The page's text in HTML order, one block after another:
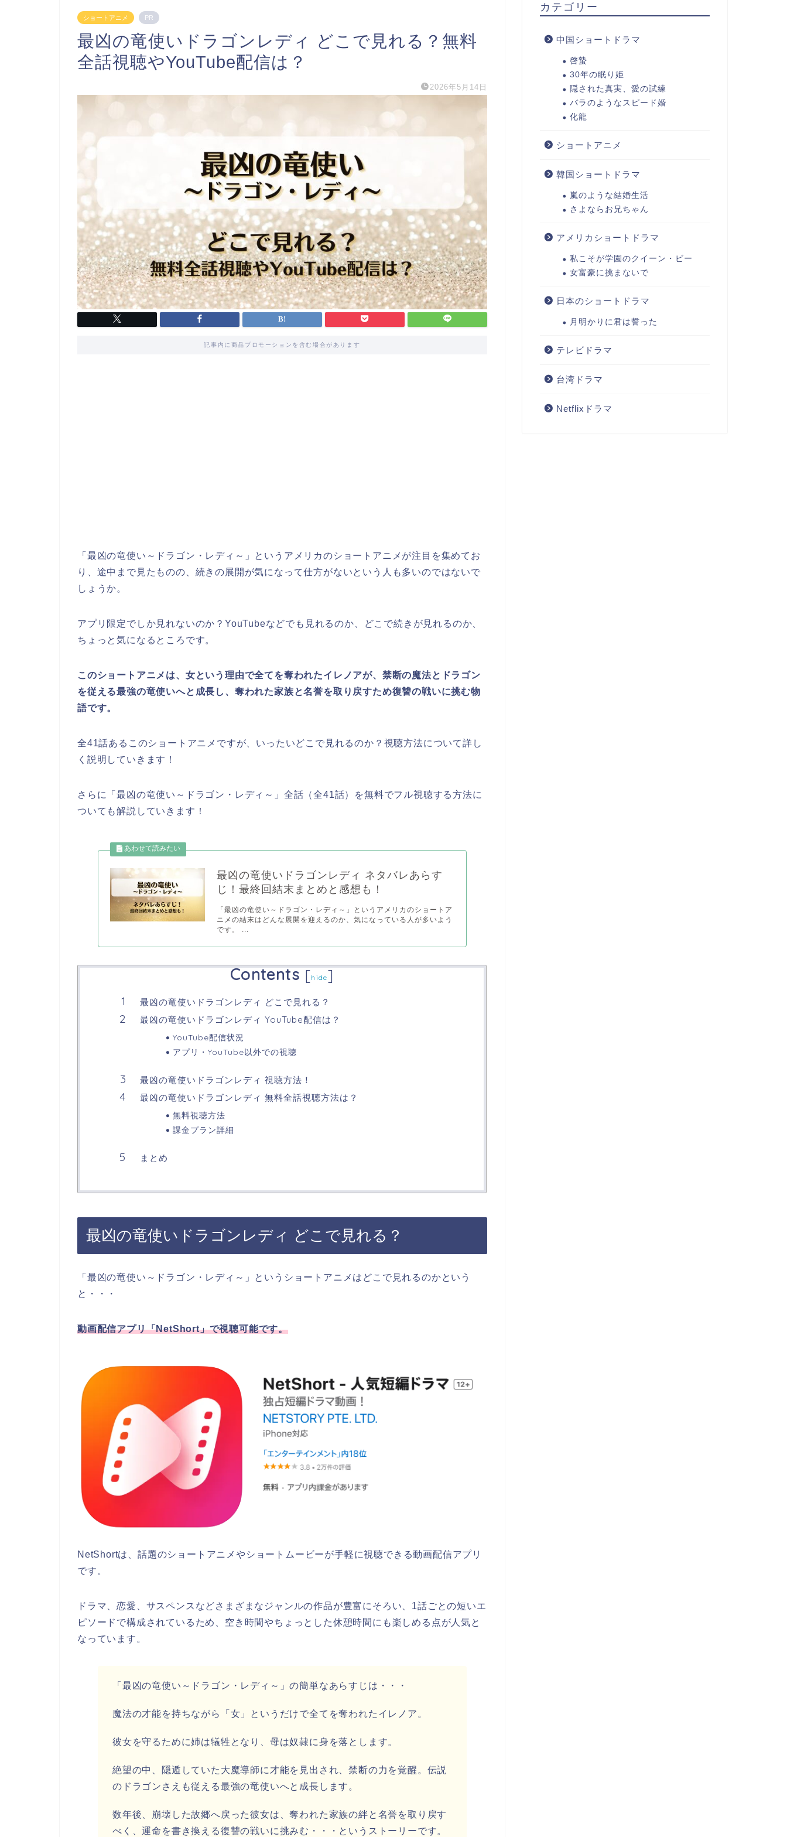
ショートアニメ PR
最凶の竜使いドラゴンレディ どこで見れる？無料
全話視聴やYouTube配信は？
2026年5月14日
記事内に商品プロモーションを含む場合があります
「最凶の竜使い～ドラゴン・レディ～ 」というアメリカのショートアニメが注目を集めてお
り、途中まで見たものの、続きの展開が気になって仕方がないという人も多いのではないで
しょうか。
アプリ限定でしか見れないのか？YouTubeなどでも見れるのか、どこで続きが見れるのか、
ちょっと気になるところです。
このショートアニメは、女という理由で全てを奪われたイレノアが、禁断の魔法とドラゴン
を従える最強の竜使いへと成長し、奪われた家族と名誉を取り戻すため復讐の戦いに挑む物
語です。
全41話あるこのショートアニメですが、いったいどこで見れるのか？視聴方法について詳し
く説明していきます！
さらに「最凶の竜使い～ドラゴン・レディ～ 」 全話（全41話）を無料でフル視聴する方法に
ついても解説していきます！
最凶の竜使いドラゴンレディ ネタバレあらす
じ！最終回結末まとめと感想も！
「最凶の竜使い～ドラゴン・レディ～」というアメリカのショートア
ニメの結末はどんな展開を迎えるのか、気になっている人が多いよう
です。 ...
Contents [hide]
最凶の竜使いドラゴンレディ どこで見れる？
最凶の竜使いドラゴンレディ YouTube配信は？
YouTube配信状況
アプリ・YouTube以外での視聴
最凶の竜使いドラゴンレディ 視聴方法！
最凶の竜使いドラゴンレディ 無料全話視聴方法は？
無料視聴方法
課金プラン詳細
まとめ
最凶の竜使いドラゴンレディ どこで見れる？
「最凶の竜使い～ドラゴン・レディ～ 」 というショートアニメはどこで見れるのかという
と・・・
動画配信アプリ「NetShort」で視聴可能です。
NetShortは、話題のショートアニメやショートムービーが手軽に視聴できる動画配信アプリ
です。
ドラマ、恋愛、サスペンスなどさまざまなジャンルの作品が豊富にそろい、1話ごとの短いエ
ピソードで構成されているため、空き時間やちょっとした休憩時間にも楽しめる点が人気と
なっています。
「最凶の竜使い～ドラゴン・レディ～ 」の簡単なあらすじ は・・・
魔法の才能を持ちながら「女」というだけで全てを奪われたイレノア。
彼女を守るために姉は犠牲となり、母は奴隷に身を落とします。
絶望の中、隠遁していた大魔導師に才能を見出され、禁断の力を覚醒。伝説
のドラゴンさえも従える最強の竜使いへと成長します。
数年後、崩壊した故郷へ戻った彼女は、奪われた家族の絆と名誉を取り戻す
べく、運命を書き換える復讐の戦いに挑みむ・・・というストーリーです。
カテゴリー
中国ショートドラマ
啓蟄
30年の眠り姫
隠された真実、愛の試練
バラのようなスピード婚
化龍
ショートアニメ
韓国ショートドラマ
嵐のような結婚生活
さよならお兄ちゃん
アメリカショートドラマ
私こそが学園のクイーン・ビー
女富豪に挑まないで
日本のショートドラマ
月明かりに君は誓った
テレビドラマ
台湾ドラマ
Netflixドラマ